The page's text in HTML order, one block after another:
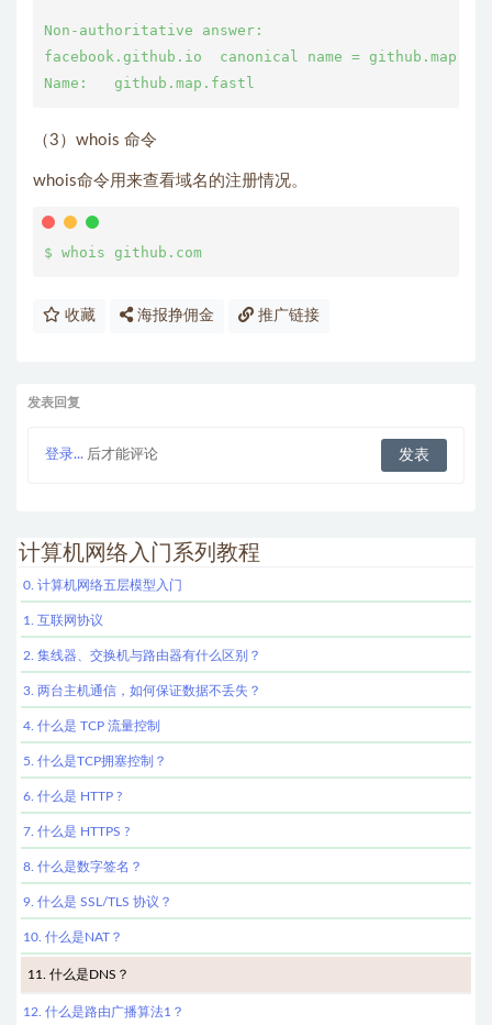
Non-authoritative answer:
facebook.github.io  canonical name =
（3）whois 命令
whois命令用来查看域名的注册情况。
收藏 海报挣佣金 推广链接
发表回复
登录... 后才能评论
计算机网络入门系列教程
0. 计算机网络五层模型入门
1. 互联网协议
2. 集线器、交换机与路由器有什么区别？
3. 两台主机通信，如何保证数据不丢失？
4. 什么是 TCP 流量控制
5. 什么是TCP拥塞控制？
6. 什么是 HTTP ?
7. 什么是 HTTPS ?
8. 什么是数字签名？
9. 什么是 SSL/TLS 协议？
10. 什么是NAT？
11. 什么是DNS？
12. 什么是路由广播算法1？